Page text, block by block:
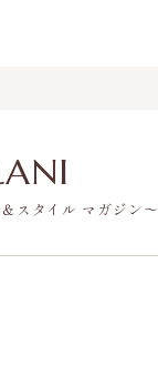
スタイル マガジン〜